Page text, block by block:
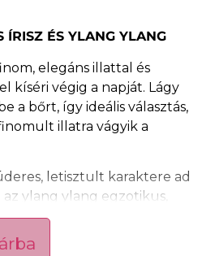
ÍRISZ ÉS YLANG YLANG
elegáns illattal és
kíséri végig a napját. Lágy
a bőrt, így ideális választás,
illatra vágyik a
letisztult karaktere ad
ylang ylang egzotikus,
teljessé. Az összhatás
enyhén mediterrán